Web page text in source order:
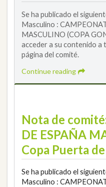
Se ha publicado el
Masculino :
MASCULINO (COPA
acceder a su contenido a
página del comité.
Continue reading
Nota de
DE ESPAÑA
Copa Puerta
Se ha publicado el
Masculino :